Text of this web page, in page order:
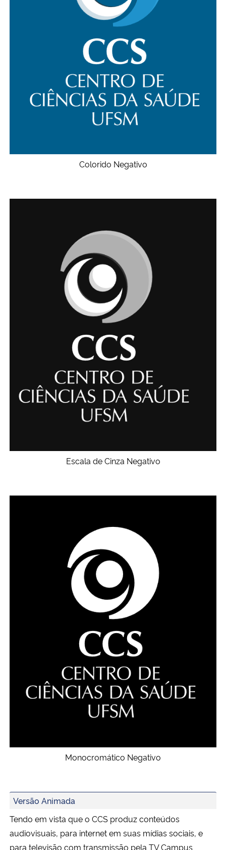
Colorido Negativo
Escala de Cinza Negativo
Monocromático Negativo
Versão Animada
Tendo em vista que o CCS produz conteúdos
audiovisuais, para internet em suas mídias sociais, e
para televisão com transmissão pela TV Campus